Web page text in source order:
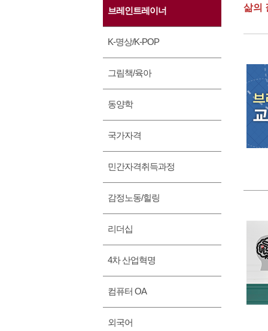
브레인트레이너
K-명상/K-POP
그림책/육아
동양학
국가자격
민간자격취득과정
감정노동/힐링
리더십
4차 산업혁명
컴퓨터 OA
외국어
삶의